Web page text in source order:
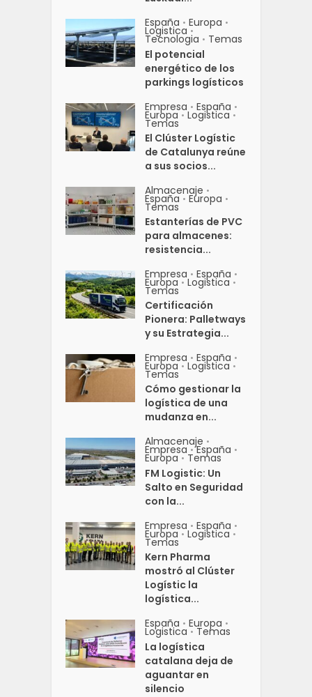
España • Europa •
Logistica •
Tecnologia • Temas
El potencial
energético de los
parkings logísticos
Empresa • España •
Europa • Logistica •
Temas
El Clúster Logístic
de Catalunya reúne
a sus socios...
Almacenaje •
España • Europa •
Temas
Estanterías de PVC
para almacenes:
resistencia...
Empresa • España •
Europa • Logistica •
Temas
Certificación
Pionera: Palletways
y su Estrategia...
Empresa • España •
Europa • Logistica •
Temas
Cómo gestionar la
logística de una
mudanza en...
Almacenaje •
Empresa • España •
Europa • Temas
FM Logistic: Un
Salto en Seguridad
con la...
Empresa • España •
Europa • Logistica •
Temas
Kern Pharma
mostró al Clúster
Logístic la
logística...
España • Europa •
Logistica • Temas
La logística
catalana deja de
aguantar en
silencio